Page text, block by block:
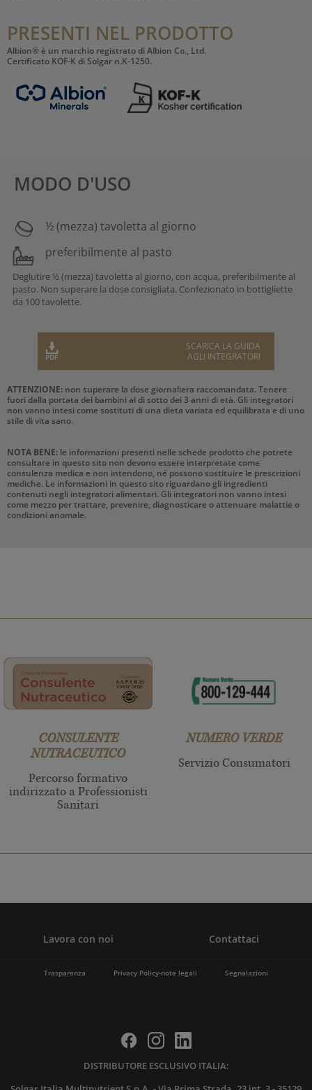
PRESENTI NEL PRODOTTO
Albion® è un marchio registrato di Albion Co., Ltd.
Certificato KOF-K di Solgar n.K-1250.
MODO D'USO
½ (mezza) tavoletta al giorno
preferibilmente al pasto
Deglutire ½ (mezza) tavoletta al giorno, con acqua, preferibilmente al
pasto. Non superare la dose consigliata. Confezionato in bottigliette
da 100 tavolette.
SCARICA LA GUIDA
AGLI INTEGRATORI
ATTENZIONE: non superare la dose giornaliera raccomandata. Tenere
fuori dalla portata dei bambini al di sotto dei 3 anni di età. Gli integratori
non vanno intesi come sostituti di una dieta variata ed equilibrata e di uno
stile di vita sano.
NOTA BENE: le informazioni presenti nelle schede prodotto che potrete
consultare in questo sito non devono essere interpretate come
consulenza medica e non intendono, né possono sostituire le prescrizioni
mediche. Le informazioni in questo sito riguardano gli ingredienti
contenuti negli integratori alimentari. Gli integratori non vanno intesi
come mezzo per trattare, prevenire, diagnosticare o attenuare malattie o
condizioni anomale.
CONSULENTE
NUTRACEUTICO
Percorso formativo
indirizzato a Professionisti
Sanitari
NUMERO VERDE
Servizio Consumatori
Lavora con noi Contattaci
Trasparenza Privacy Policy-note legali Segnalazioni
DISTRIBUTORE ESCLUSIVO ITALIA: